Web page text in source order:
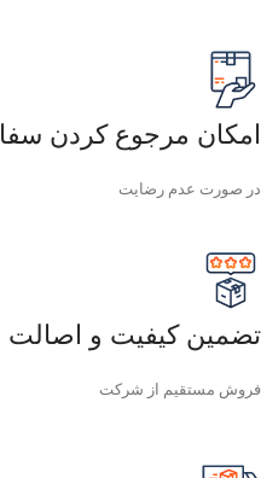
امکان مرجوع کردن
در صورت عدم رضایت
تضمین کیفیت و اصالت
فروش مستقیم از شرکت